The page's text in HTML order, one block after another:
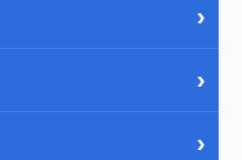
›
›
›